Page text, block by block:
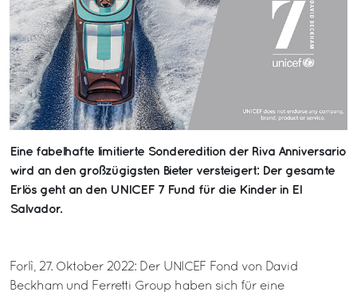
Eine fabelhafte limitierte Sonderedition der Riva Anniversario
wird an den großzügigsten Bieter versteigert: Der gesamte
Erlös geht an den UNICEF 7 Fund für die Kinder in El
Salvador.
Forlì, 27. Oktober 2022: Der UNICEF Fond von David
Beckham und Ferretti Group haben sich für eine